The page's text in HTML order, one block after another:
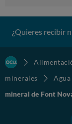
¿Quieres recibir
minerales
mineral de Font